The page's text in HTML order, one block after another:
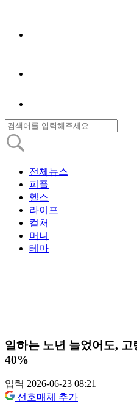
전체뉴스
피플
헬스
라이프
컬처
머니
테마
일하는 노년 늘었어도, 고
40%
입력 2026-06-23 08:21
선호매체 추가